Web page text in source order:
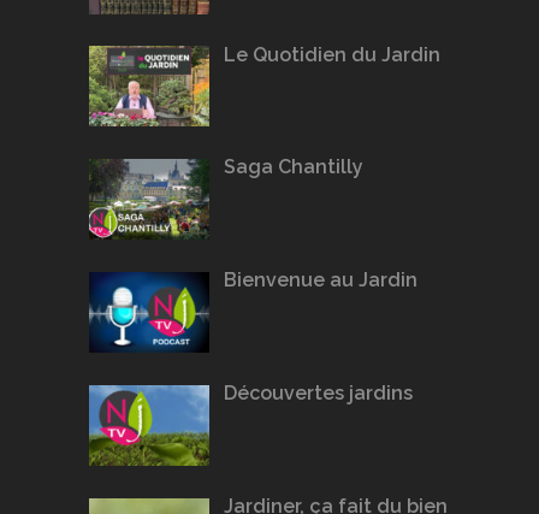
Le Quotidien du Jardin
Saga Chantilly
Bienvenue au Jardin
Découvertes jardins
Jardiner, ça fait du bien